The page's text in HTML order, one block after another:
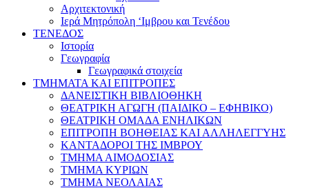
Αρχιτεκτονική
Ιερά Μητρόπολη ‘Ιμβρου και Τενέδου
ΤΕΝΕΔΟΣ
Ιστορία
Γεωγραφία
Γεωγραφικά στοιχεία
ΤΜΗΜΑΤΑ ΚΑΙ ΕΠΙΤΡΟΠΕΣ
ΔΑΝΕΙΣΤΙΚΗ ΒΙΒΛΙΟΘΗΚΗ
ΘΕΑΤΡΙΚΗ ΑΓΩΓΗ (ΠΑΙΔΙΚΟ – ΕΦΗΒΙΚΟ)
ΘΕΑΤΡΙΚΗ ΟΜΑΔΑ ΕΝΗΛΙΚΩΝ
ΕΠΙΤΡΟΠΗ ΒΟΗΘΕΙΑΣ ΚΑΙ ΑΛΛΗΛΕΓΓΥΗΣ
ΚΑΝΤΑΔΟΡΟΙ ΤΗΣ ΙΜΒΡΟΥ
ΤΜΗΜΑ ΑΙΜΟΔΟΣΙΑΣ
ΤΜΗΜΑ ΚΥΡΙΩΝ
ΤΜΗΜΑ ΝΕΟΛΑΙΑΣ